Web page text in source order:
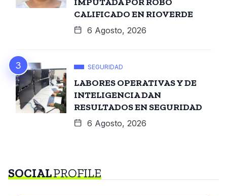
CALIFICADO EN RIOVERDE
6 Agosto, 2026
SEGURIDAD
LABORES OPERATIVAS Y DE
INTELIGENCIA DAN
RESULTADOS EN SEGURIDAD
6 Agosto, 2026
SOCIALPROFILE